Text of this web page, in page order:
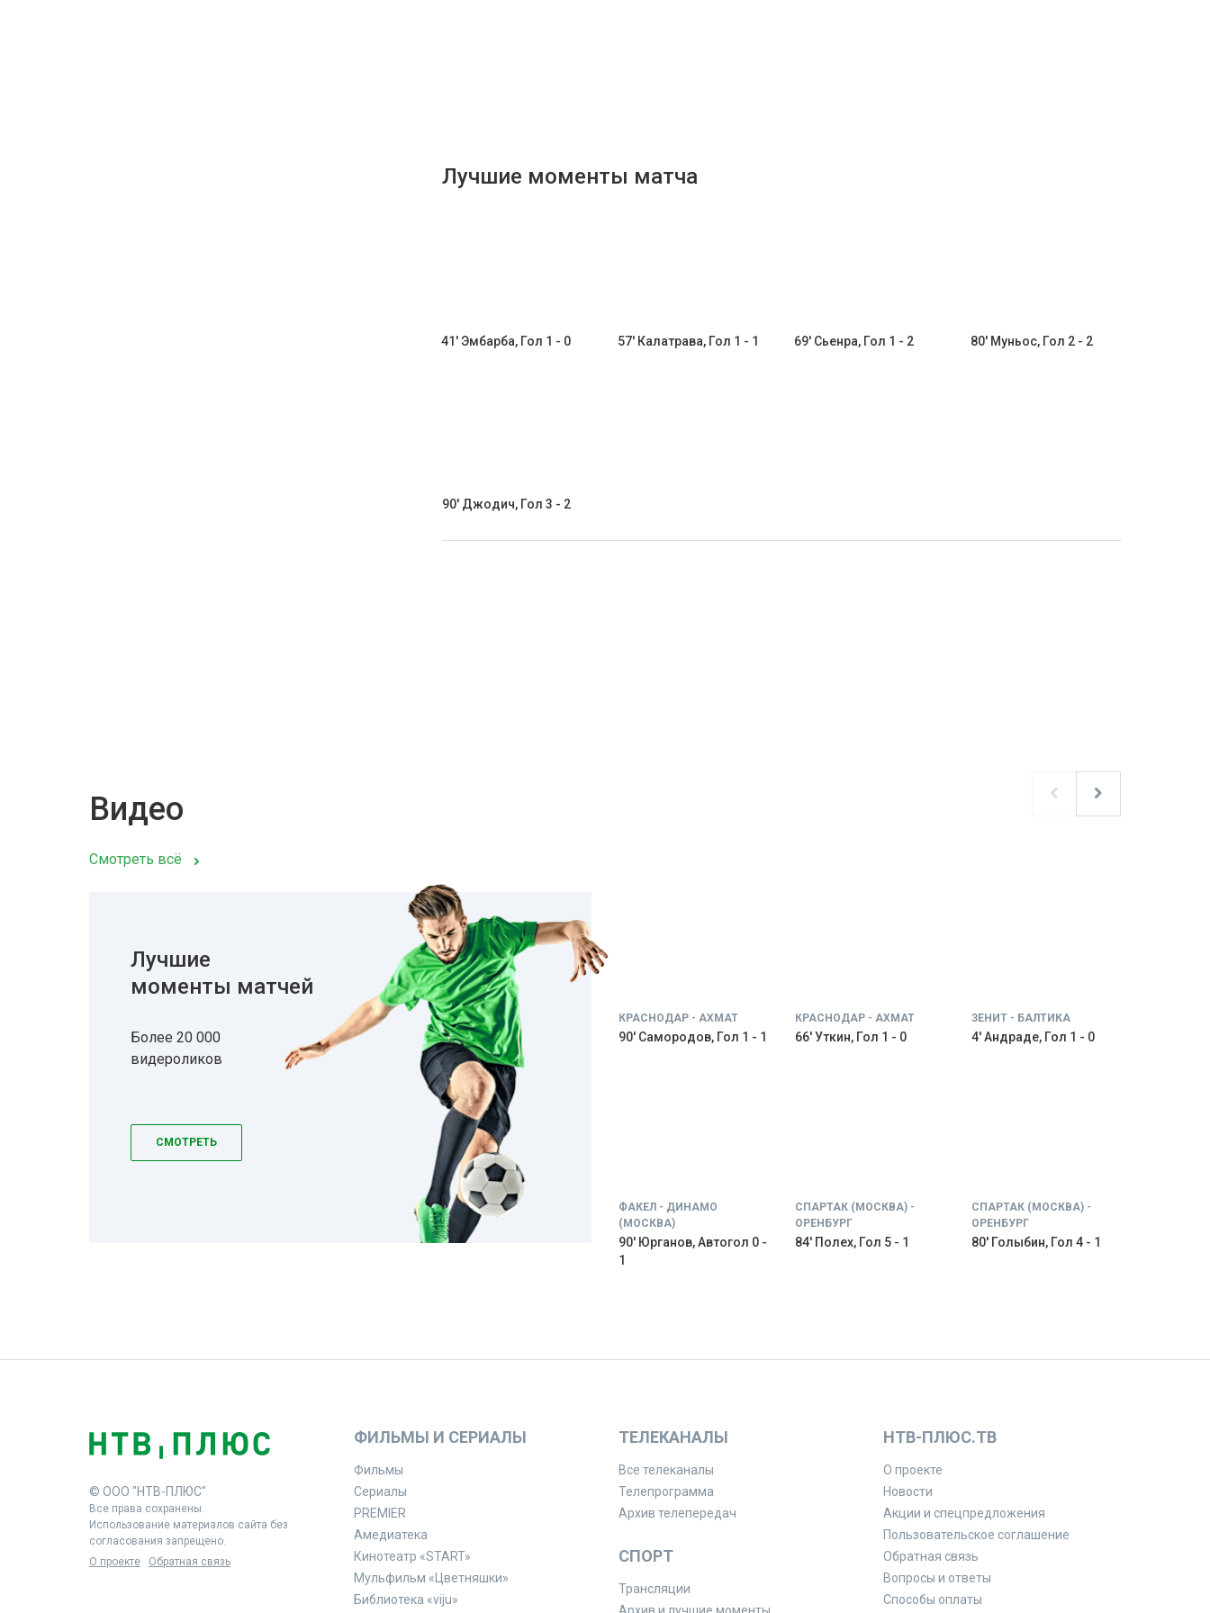
Лучшие моменты матча
41' Эмбарба, Гол 1 - 0 57' Калатрава, Гол 1 - 1 69' Сьенра, Гол 1 - 2 80' Муньос, Гол 2 - 2
90' Джодич, Гол 3 - 2
Видео
Смотреть всё
Лучшие
моменты матчей
Более 20 000
видероликов
СМОТРЕТЬ
КРАСНОДАР - АХМАТ
90' Самородов, Гол 1 - 1
КРАСНОДАР - АХМАТ
66' Уткин, Гол 1 - 0
ЗЕНИТ - БАЛТИКА
4' Андраде, Гол 1 - 0
ФАКЕЛ - ДИНАМО
(МОСКВА)
90' Юрганов, Автогол 0 -
1
СПАРТАК (МОСКВА) -
ОРЕНБУРГ
84' Полех, Гол 5 - 1
СПАРТАК (МОСКВА) -
ОРЕНБУРГ
80' Голыбин, Гол 4 - 1
© ООО "НТВ-ПЛЮС"
Все права сохранены.
Использование материалов сайта без
согласования запрещено.
О проекте
Обратная связь
ФИЛЬМЫ И СЕРИАЛЫ
Фильмы
Сериалы
PREMIER
Амедиатека
Кинотеатр «START»
Мульфильм «Цветняшки»
Библиотека «viju»
ТЕЛЕКАНАЛЫ
Все телеканалы
Телепрограмма
Архив телепередач
СПОРТ
Трансляции
НТВ-ПЛЮС.ТВ
О проекте
Новости
Акции и спецпредложения
Пользовательское соглашение
Обратная связь
Вопросы и ответы
Способы оплаты